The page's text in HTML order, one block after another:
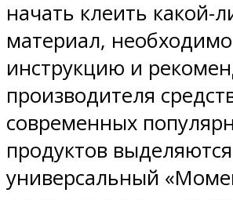
начать клеить какой-
материал,
инструкцию и
производителя
современных
продуктов
универсальный